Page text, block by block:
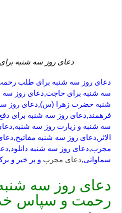
دعای روز سه شنبه
دعای روز سه شنبه برای طلب
سه شنبه برای حاجت,دعای روز سه
شنبه حضرت زهرا (س),دعای روز سه
فرهمند,دعای روز سه شنبه برای
سه شنبه و زیارت روز سه
الاثر,دعای روز سه شنبه
مجرب,دعای روز سه شنبه
سماواتی,دعای مجرب و پر خیر و
دعای روز سه
رحمت و سپاس